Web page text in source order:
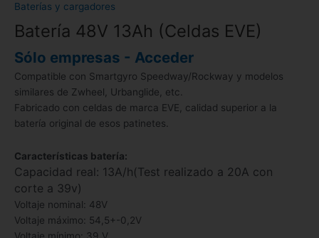
Baterías y cargadores
Batería 48V 13Ah (Celdas EVE)
Sólo empresas - Acceder
Compatible con Smartgyro Speedway/Rockway y modelos
similares de Zwheel, Urbanglide, etc.
Fabricado con celdas de marca EVE, calidad superior a la
batería original de esos patinetes.
Características batería:
Capacidad real: 13A/h(Test realizado a 20A con
corte a 39v)
Voltaje nominal: 48V
Voltaje máximo: 54,5+-0,2V
Voltaje mínimo: 39 V